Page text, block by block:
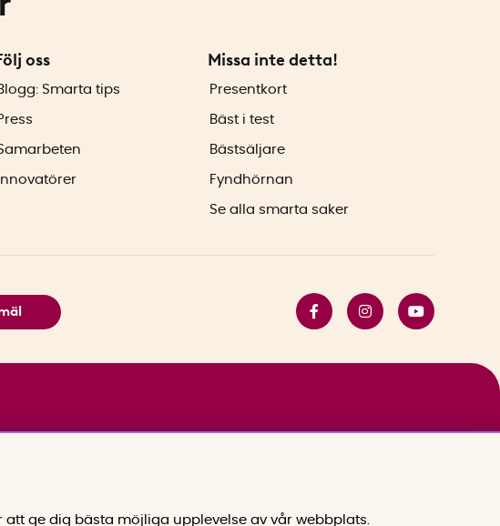
oss
Smarta tips
Innovatörer
Missa inte detta!
Presentkort
Bäst i test
Bästsäljare
Fyndhörnan
Se alla smarta saker
ge dig bästa möjliga upplevelse av vår webbplats.